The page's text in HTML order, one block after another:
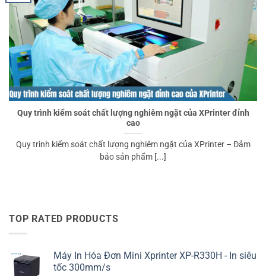
Quy trình kiểm soát chất lượng nghiêm ngặt của XPrinter đỉnh
cao
Quy trình kiểm soát chất lượng nghiêm ngặt của XPrinter – Đảm
bảo sản phẩm [...]
TOP RATED PRODUCTS
Máy In Hóa Đơn Mini Xprinter XP-R330H - In siêu
tốc 300mm/s